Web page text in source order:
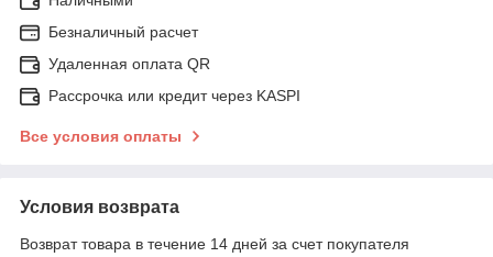
Безналичный расчет
Удаленная оплата QR
Рассрочка или кредит через KASPI
Все условия оплаты
Условия возврата
Возврат товара в течение 14 дней за счет покупателя